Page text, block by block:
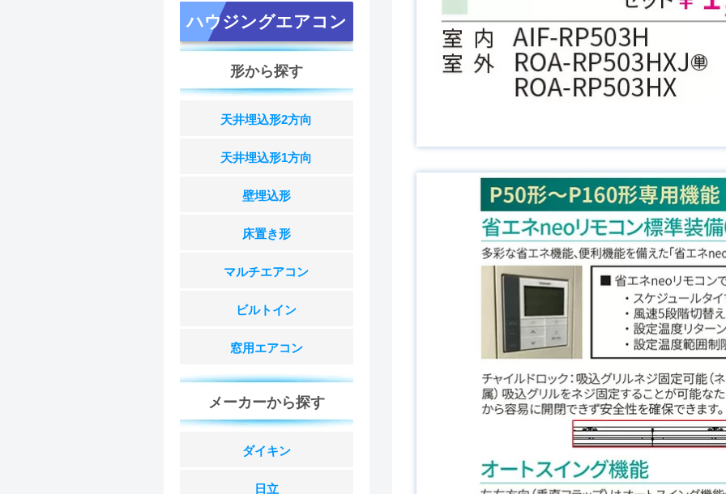
ハウジングエアコン
形から探す
天井埋込形2方向
天井埋込形1方向
壁埋込形
床置き形
マルチエアコン
ビルトイン
窓用エアコン
メーカーから探す
ダイキン
日立